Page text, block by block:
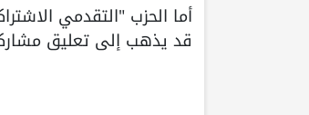
أما الحزب "التقدمي
قد يذهب إلى تعليق